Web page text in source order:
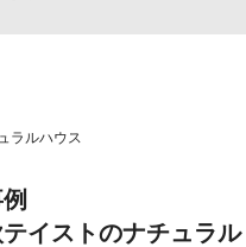
ラルハウス
イストのナチュラル